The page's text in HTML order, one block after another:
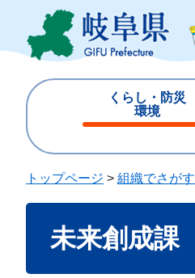
ジ
ュ
くらし・防災
環境
じ
トップページ > 組織でさがす
未来創成課